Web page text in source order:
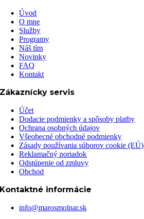
Úvod
O mne
Služby
Programy
Náš tím
Novinky
FAQ
Kontakt
Zákaznícky servis
Účet
Dodacie podmienky a spôsoby platby
Ochrana osobných údajov
Všeobecné obchodné podmienky
Zásady používania súborov cookie (EÚ)
Reklamačný poriadok
Odstúpenie od zmluvy
Obchod
Kontaktné informácie
info@marosmolnar.sk